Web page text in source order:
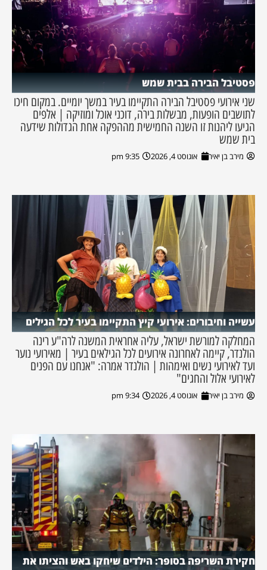
פסטיבל הבירה בבית שמש
שני אירועי פסטיבל הבירה התקיימו בעיר במשך יומיים. במקום חיכו
לתושבים הופעות, מבשלות בירה, דוכני אוכל ומוזיקה | אלפים
הגיעו ליהנות זו השנה החמישית מההפקה אחת הגדולות שידעה
בית שמש
מירב בן יאיר אוגוסט 4, 2026 9:35 pm
עשייה וחיבורים: אירועי קיץ התקיימו בעיר לכל הגילים
המחלקה למורשת ישראל, עליה אחראית המשנה לרה"ע רינה
הולנדר, קיימה לאחרונה אירועים לכל הגילאים בעיר | מאירועי נוער
ועד לאירועי נשים ואימהות | הולנדר אמרה: "אנחנו עם הפנים
לאירועי אלול והחגים"
מירב בן יאיר אוגוסט 4, 2026 9:34 pm
חקירת השריפה בסופר: הילדים שיחקו באש והציתו את